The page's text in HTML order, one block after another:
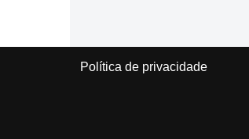
Política de privacidade